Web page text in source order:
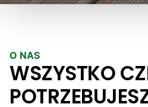
O NAS
WSZYSTKO